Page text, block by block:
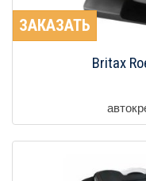
ЗАКАЗАТЬ
Britax